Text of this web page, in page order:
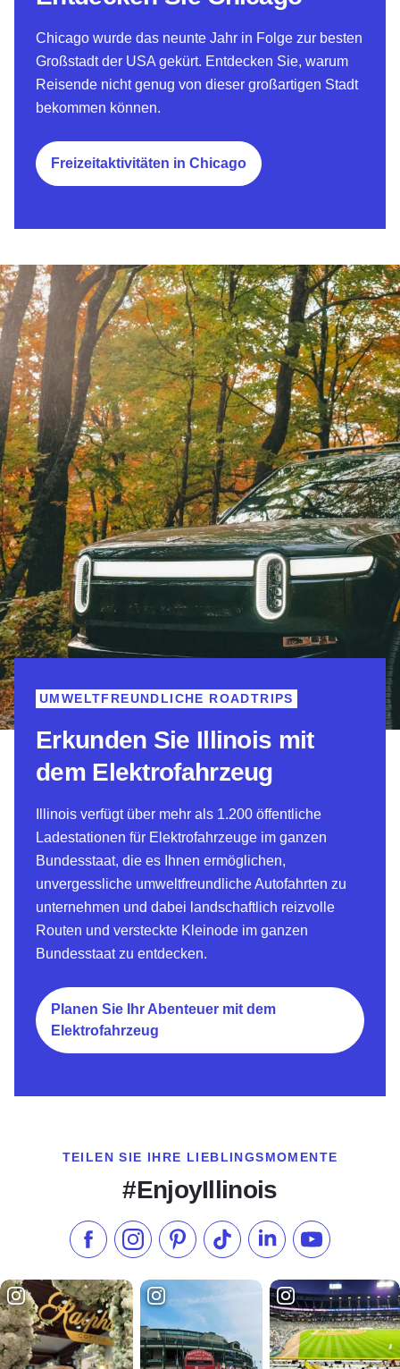
Chicago wurde das neunte Jahr in Folge zur besten
Großstadt der USA gekürt. Entdecken Sie, warum
Reisende nicht genug von dieser großartigen Stadt
bekommen können.
Freizeitaktivitäten in Chicago
Erkunden Sie Illinois mit
dem Elektrofahrzeug
UMWELTFREUNDLICHE ROADTRIPS
Illinois verfügt über mehr als 1.200 öffentliche
Ladestationen für Elektrofahrzeuge im ganzen
Bundesstaat, die es Ihnen ermöglichen,
unvergessliche umweltfreundliche Autofahrten zu
unternehmen und dabei landschaftlich reizvolle
Routen und versteckte Kleinode im ganzen
Bundesstaat zu entdecken.
Planen Sie Ihr Abenteuer mit dem
Elektrofahrzeug
TEILEN SIE IHRE LIEBLINGSMOMENTE
#EnjoyIllinois
Liken Sie uns auf Facebook
Folgen Sie uns auf Instagram
Besuchen Sie unser Pinterest
Folgen Sie uns auf TikTok
Folgen Sie uns auf
Abonnieren